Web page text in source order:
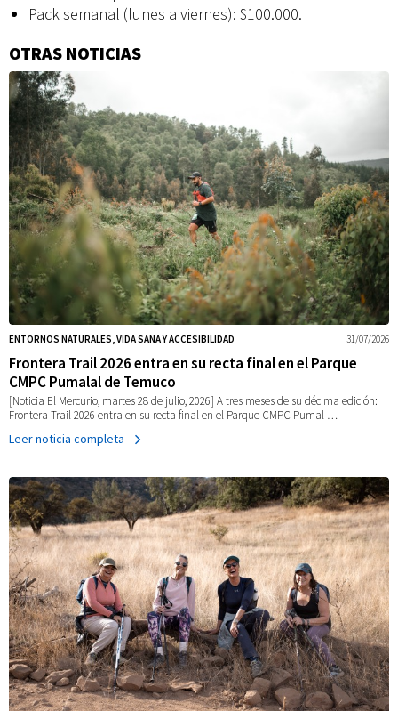
Pack semanal (lunes a viernes): $100.000.
Información
adicional
OTRAS NOTICIAS
31/07/2026
ENTORNOS NATURALES, VIDA SANA Y ACCESIBILIDAD
Frontera Trail 2026 entra en su recta final en el Parque
CMPC Pumalal de Temuco
[Noticia El Mercurio, martes 28 de julio, 2026] A tres meses de su décima edición:
Frontera Trail 2026 entra en su recta final en el Parque CMPC Pumal …
Leer noticia completa